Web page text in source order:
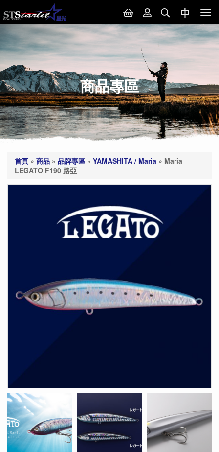
商品專區
首頁 » 商品 » 品牌專區 » YAMASHITA / Maria » Maria
LEGATO F190 路亞